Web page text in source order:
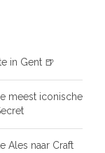
in Gent 🍺
meest iconische
Ales naar Craft